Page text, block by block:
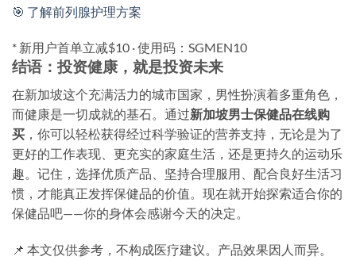
🎯 了解前列腺护理方案
* 新用户首单立减$10 · 使用码：SGMEN10
结语：投资健康，就是投资未来
在新加坡这个充满活力的城市国家，男性扮演着多重角色，
而健康是一切成就的基石。通过新加坡男士保健品在线购
买 ，你可以轻松获得经过科学验证的营养支持，无论是为了
更好的工作表现、更充实的家庭生活，还是更持久的运动乐
趣。记住，选择优质产品、坚持合理服用、配合良好生活习
惯，才能真正发挥保健品的价值。现在就开始探索适合你的
保健品吧——你的身体会感谢今天的决定。
📌 本文仅供参考，不构成医疗建议。产品效果因人而异。